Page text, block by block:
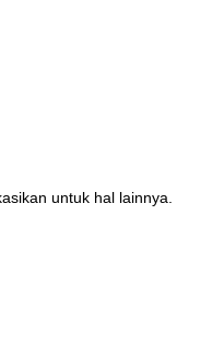
untuk hal lainnya.